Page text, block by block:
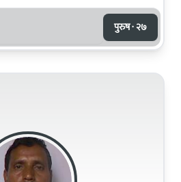
पुरुष · २७